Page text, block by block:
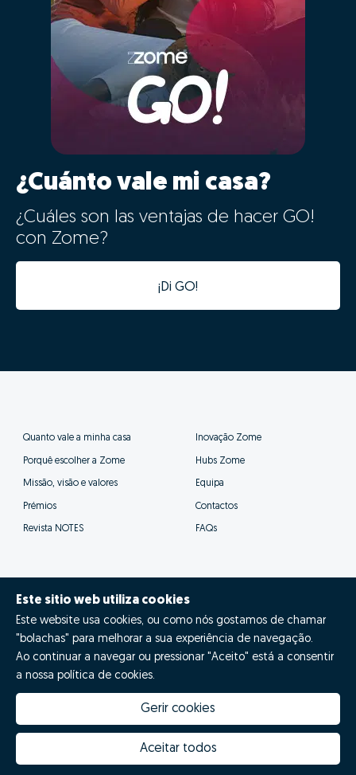
un valor demasiado alto hará que tu inmueble esté
“compitiendo” con inmuebles con otras características
y de otro posicionamiento, perjudicando así las
probabilidades de venta.
02 - Digitalização e
aceleração do processo de
venda
Os dados da tua casa ficarão automaticamente
integrados com a nossa plataforma de gestão de
além de se poderem focar nas tarefas
fundamentais para a venda bem sucedida da tua
casa.
Este sitio web utiliza cookies
Este website usa cookies, ou como nós gostamos de chamar
"bolachas" para melhorar a sua experiência de navegação.
Ao continuar a navegar ou pressionar "Aceito" está a consentir
a nossa política de cookies.
Gerir cookies
Aceitar todos